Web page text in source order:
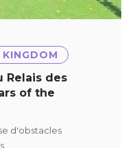
Relais des
of the
d'obstacles